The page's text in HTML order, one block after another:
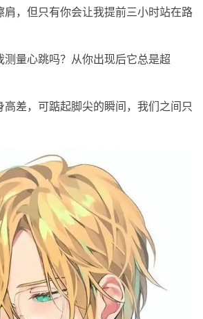
肩，但只有你会让我提前三小时站在路
测量心跳吗？从你出现后它总是超
差，可踮起脚尖的瞬间，我们之间只